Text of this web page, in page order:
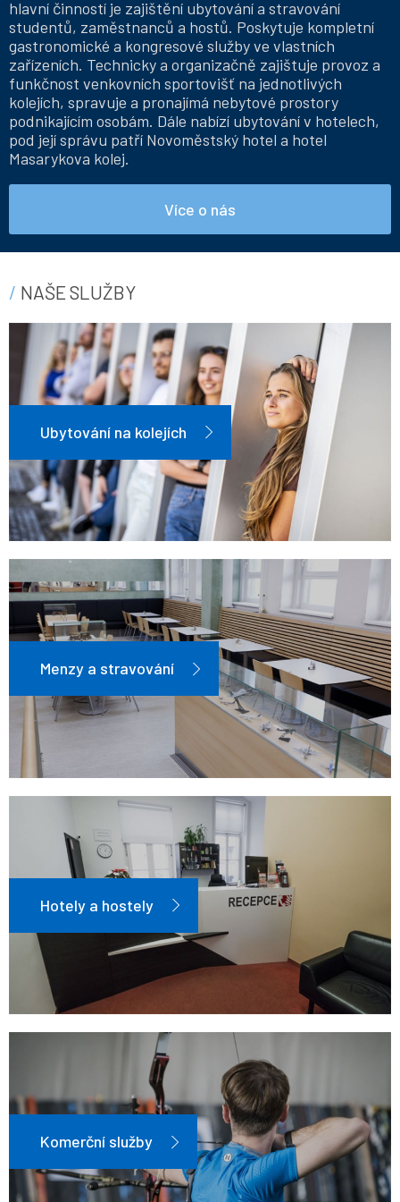
hlavní činností je zajištění ubytování a stravování
studentů, zaměstnanců a hostů. Poskytuje kompletní
gastronomické a kongresové služby ve vlastních
zařízeních. Technicky a organizačně zajištuje provoz a
funkčnost venkovních sportovišť na jednotlivých
kolejích, spravuje a pronajímá nebytové prostory
podnikajícím osobám. Dále nabízí ubytování v hotelech,
pod její správu patří Novoměstský hotel a hotel
Masarykova kolej.
Více o nás
NAŠE SLUŽBY
Ubytování na kolejích
Menzy a stravování
Hotely a hostely
Komerční služby